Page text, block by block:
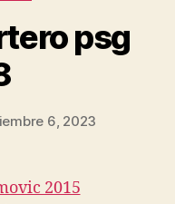
psg
6, 2023